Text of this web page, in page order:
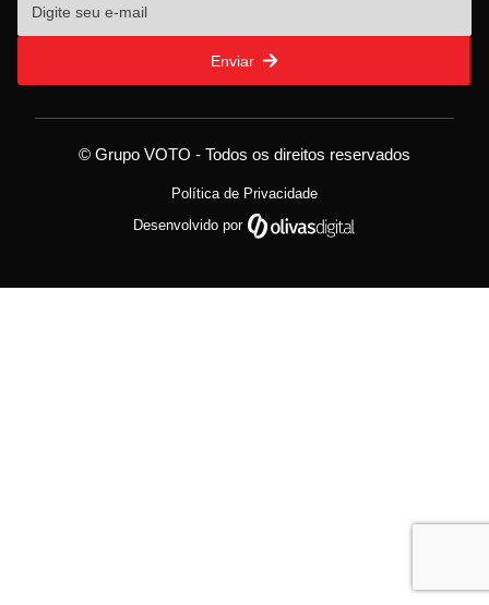
Enviar
© Grupo VOTO - Todos os direitos reservados
Política de Privacidade
Desenvolvido por